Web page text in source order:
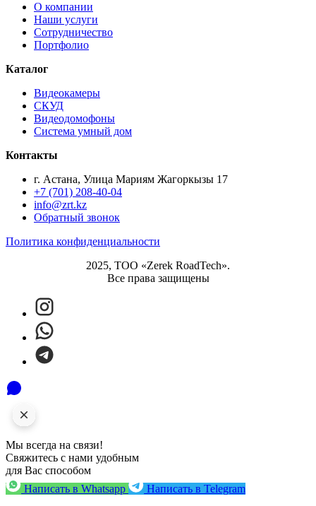
О компании
Наши услуги
Сотрудничество
Портфолио
Каталог
Видеокамеры
СКУД
Видеодомофоны
Система умный дом
Контакты
г. Астана, Улица Мариям Жагоркызы 17
+7 (701) 208-40-04
info@zrt.kz
Обратный звонок
Политика конфиденциальности
2025, ТОО «Zerek RoadTech».
Все права защищены
Мы всегда на связи!
Свяжитесь с нами удобным
для Вас способом
Написать в Whatsapp
Написать в Telegram